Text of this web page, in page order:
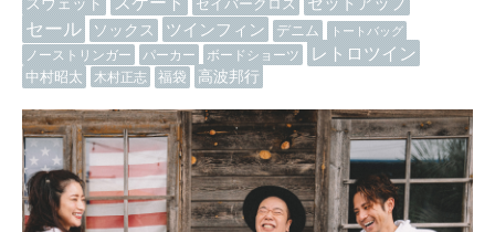
セイバークロス
セール ソックス ツインフィン デニム トートバッグ
ノーストリンガー パーカー ボードショーツ レトロツイン
中村昭太 木村正志 福袋 高波邦行